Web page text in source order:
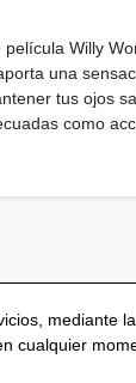
Willy
una
tus ojos
como
cualquier